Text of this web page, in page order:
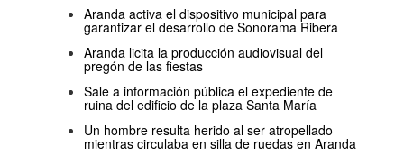
Aranda activa el dispositivo municipal para
garantizar el desarrollo de Sonorama Ribera
Aranda licita la producción audiovisual del
pregón de las fiestas
Sale a información pública el expediente de
ruina del edificio de la plaza Santa María
Un hombre resulta herido al ser atropellado
mientras circulaba en silla de ruedas en Aranda